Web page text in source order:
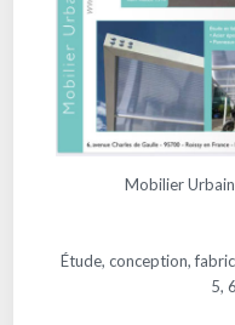
Mobilier
Étude, conception,
5,